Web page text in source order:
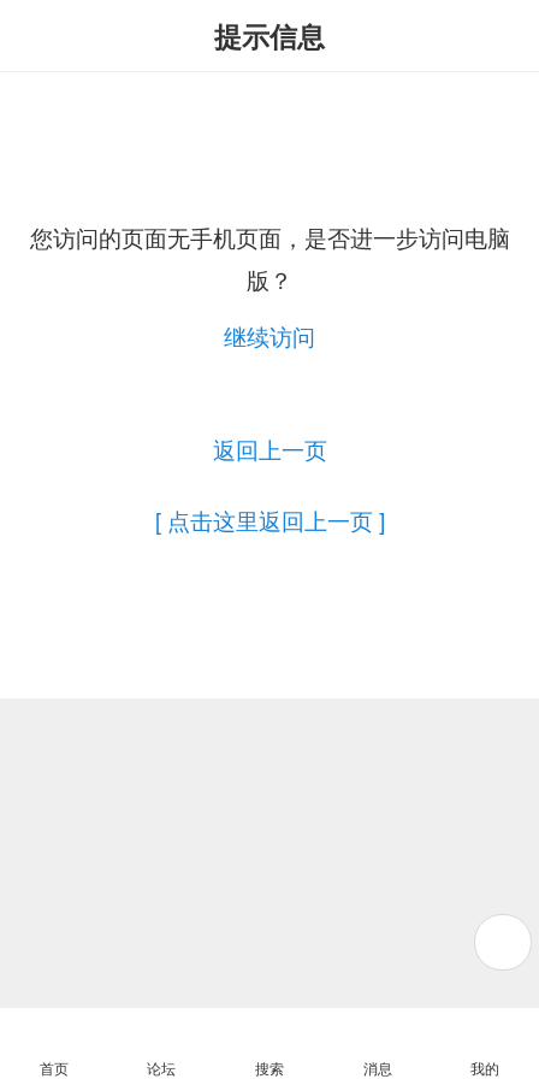
提示信息
您访问的页面无手机页面，是否进一步访问电脑
版？
继续访问
返回上一页
[ 点击这里返回上一页 ]
首页 论坛 搜索 消息 我的